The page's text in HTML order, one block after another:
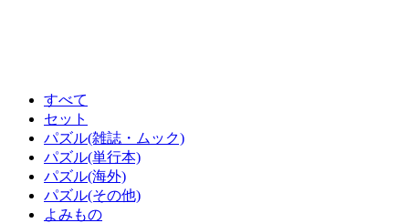
すべて
セット
パズル(雑誌・ムック)
パズル(単行本)
パズル(海外)
パズル(その他)
よみもの